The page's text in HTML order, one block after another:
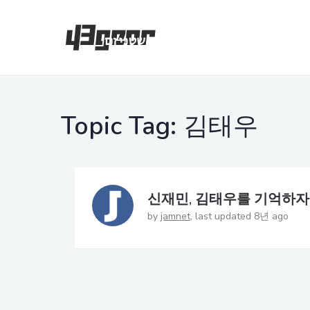
Topic Tag: 김태우
신재민, 김태우를 기억하
by jamnet last updated 8년 ago